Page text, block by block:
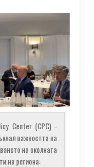
Center (CPC) -
важността на
на околната
на региона: